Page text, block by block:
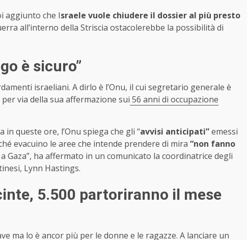
aggiunto che Israele vuole chiudere il dossier al più presto
all’interno della Striscia ostacolerebbe la possibilità di
è sicuro”
israeliani. A dirlo è l’Onu, il cui segretario generale è
via della sua affermazione sui 56 anni di occupazione
queste ore, l’Onu spiega che gli “avvisi anticipati”emessi
evacuino le aree che intende prendere di mira “non fanno
Gaza”, ha affermato in un comunicato la coordinatrice degli
Lynn Hastings.
5.500 partoriranno il mese
ma lo è ancor più per le donne e le ragazze. A lanciare un